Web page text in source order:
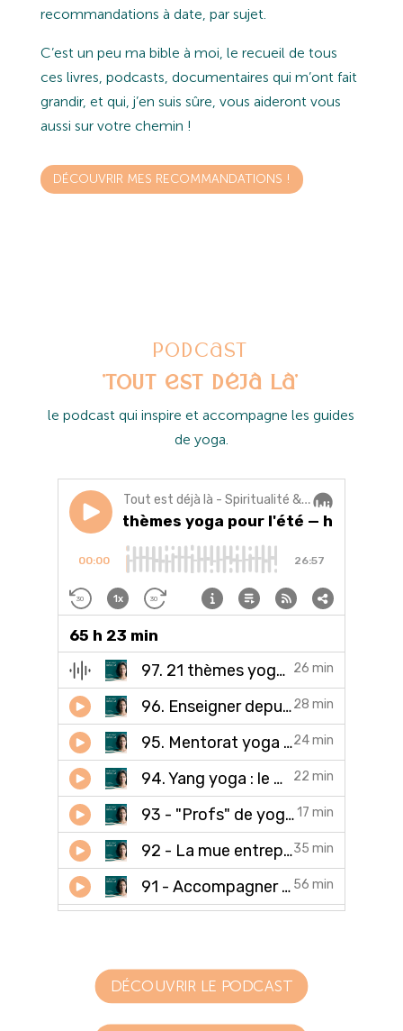
recommandations à date, par sujet.
C’est un peu ma bible à moi, le recueil de tous
ces livres, podcasts, documentaires qui m’ont fait
grandir, et qui, j’en suis sûre, vous aideront vous
aussi sur votre chemin !
DÉCOUVRIR MES RECOMMANDATIONS !
Podcast
'Tout est déjà là'
le podcast qui inspire et accompagne les guides
de yoga.
DÉCOUVRIR LE PODCAST